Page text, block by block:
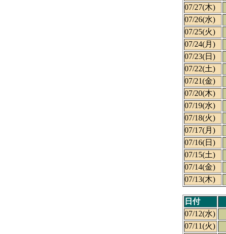
07/27(木)
07/26(水)
07/25(火)
07/24(月)
07/23(日)
07/22(土)
07/21(金)
07/20(木)
07/19(水)
07/18(火)
07/17(月)
07/16(日)
07/15(土)
07/14(金)
07/13(木)
日付
07/12(水)
07/11(火)